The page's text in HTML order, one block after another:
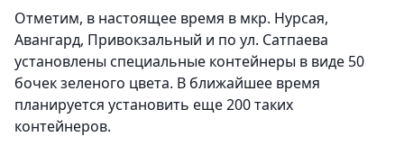
Отметим, в настоящее время в мкр. Нурсая,
Авангард, Привокзальный и по ул. Сатпаева
установлены специальные контейнеры в виде 50
бочек зеленого цвета. В ближайшее время
планируется установить еще 200 таких
контейнеров.